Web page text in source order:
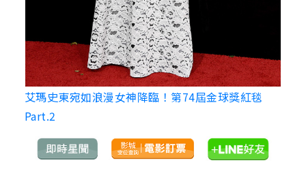
艾瑪史東宛如浪漫女神降臨！第74屆金球獎紅毯
Part.2